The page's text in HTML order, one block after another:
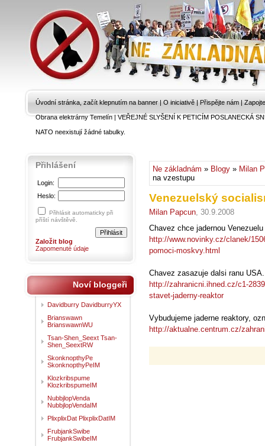
Úvodní stránka, začít klepnutím na banner | O iniciativě | Přispějte nám |
Obrana elektrárny Temelín|VEŘEJNÉ SLYŠENÍ K PETICÍM POSLANECKÁ
NATO neexistují žádné tabulky.
Ne základnám » Blogy » Milan
na vzestupu
Venezuelský
Milan Papcun, 30.9.2008
Chavez chce jadernou
http://www.novinky.cz/clanek/
pomoci-moskvy.html
Chavez zasazuje dalsi ranu
http://zahranicni.ihned.cz/c1-
stavet-jaderny-reaktor
Vybudujeme jaderne reaktory,
http://aktualne.centrum.cz/
Přihlášení
Login:
Heslo:
Přihlásit automaticky při
příští návštěvě.
Založit blog
Zapomenuté údaje
Noví bloggeři
Davidburry DavidburryYX
Brianswawn
BrianswawnWU
Tsan-Shen_Seext Tsan-
Shen_SeextRW
SkonknopthyPe
SkonknopthyPeIM
Klozkribspume
KlozkribspumeIM
NubbjlopVenda
NubbjlopVendaIM
PlixplixDat PlixplixDatIM
FrubjankSwibe
FrubjankSwibeIM